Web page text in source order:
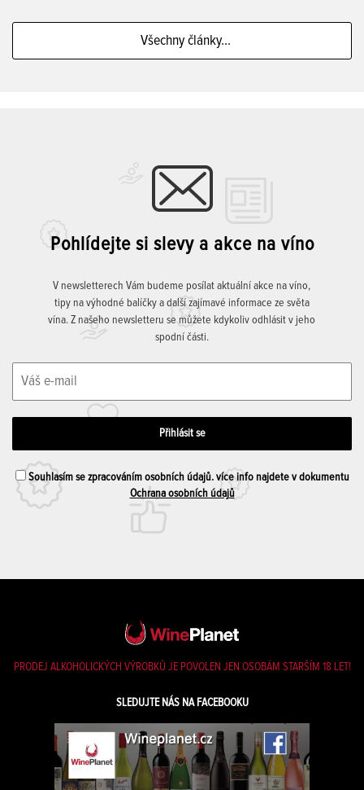
Všechny články...
Pohlídejte si slevy a akce na víno
V newsletterech Vám budeme posílat aktuální akce na víno,
tipy na výhodné balíčky a další zajímavé informace ze světa
vína. Z našeho newsletteru se můžete kdykoliv odhlásit v jeho
spodní části.
Souhlasím se zpracováním osobních údajů. více info najdete v dokumentu
Ochrana osobních údajů
PRODEJ ALKOHOLICKÝCH VÝROBKŮ JE POVOLEN JEN OSOBÁM STARŠÍM 18 LET!
SLEDUJTE NÁS NA FACEBOOKU